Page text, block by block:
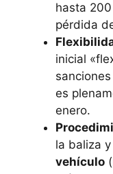
hasta
pérdida
inicial
es
enero.
la baliza
vehículo